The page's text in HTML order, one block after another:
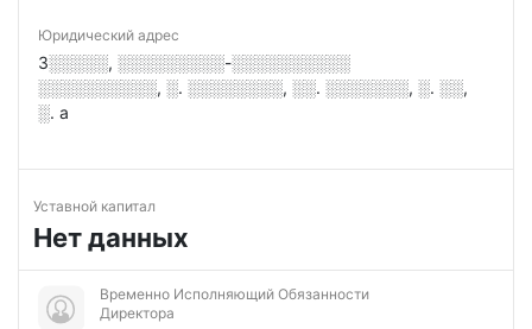
Юридический адрес
3░░░░░, ░░░░░░░░░-░░░░░░░░░░
░░░░░░░░░░, ░. ░░░░░░░░, ░░. ░░░░░░░, ░. ░░,
░. а
Уставной капитал
Нет данных
Временно Исполняющий Обязанности
Директора